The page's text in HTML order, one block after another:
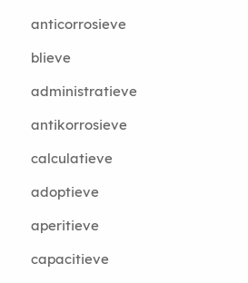
anticorrosieve
blieve
administratieve
antikorrosieve
calculatieve
adoptieve
aperitieve
capacitieve